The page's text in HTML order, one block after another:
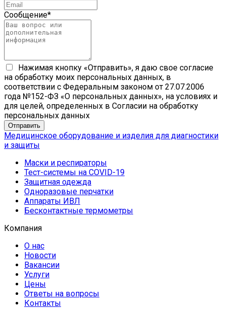
Сообщение*
Нажимая кнопку «Отправить», я даю свое согласие
на обработку моих персональных данных, в
соответствии с Федеральным законом от 27.07.2006
года №152-ФЗ «О персональных данных», на условиях и
для целей, определенных в Согласии на обработку
персональных данных
Медицинское оборудование и изделия для диагностики
и защиты
Маски и респираторы
Тест-системы на COVID-19
Защитная одежда
Одноразовые перчатки
Аппараты ИВЛ
Бесконтактные термометры
Компания
О нас
Новости
Вакансии
Услуги
Цены
Ответы на вопросы
Контакты